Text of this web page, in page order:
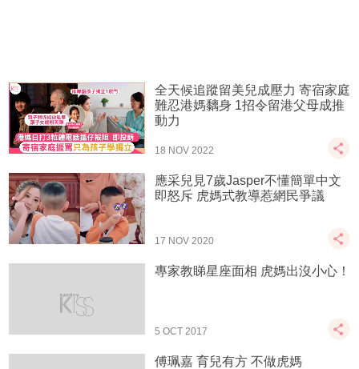
全天候追蹤留美兒成壓力 寄宿家庭
難忍港媽黐身 1招令留港父母成推
動力
18 NOV 2022
應采兒見7歲Jasper不懂簡單中文
即怒斥 虎媽式教導惹網民爭議
17 NOV 2020
專家教睇星座面相 虎媽出沒小心！
5 OCT 2017
傅珮嘉 育兒有方 不做虎媽